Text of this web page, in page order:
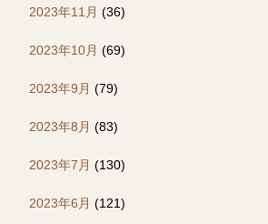
2023年11月 (36)
2023年10月 (69)
2023年9月 (79)
2023年8月 (83)
2023年7月 (130)
2023年6月 (121)